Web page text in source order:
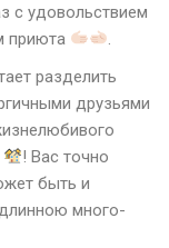
с удовольствием
приюта
.
разделить
друзьями
! Вас точно
быть и
много-